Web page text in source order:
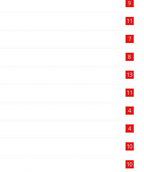
9
11
7
8
13
11
4
4
10
10